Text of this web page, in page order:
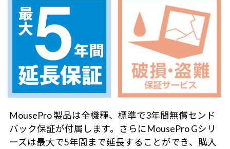
MousePro 製品は全機種、標準で3年間無償センド
バック保証が付属します。さらにMousePro Gシリ
ーズは最大で5年間まで延長することができ、購入